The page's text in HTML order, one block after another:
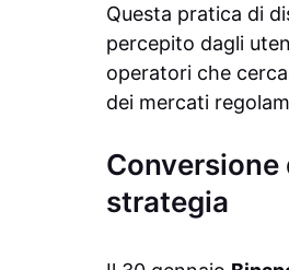
Questa pratica di
percepito dagli
operatori che
dei mercati
Conversione
strategia